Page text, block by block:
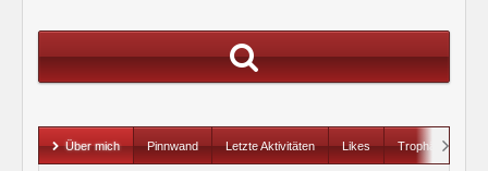
Über mich Pinnwand Letzte Aktivitäten Likes Trophäen